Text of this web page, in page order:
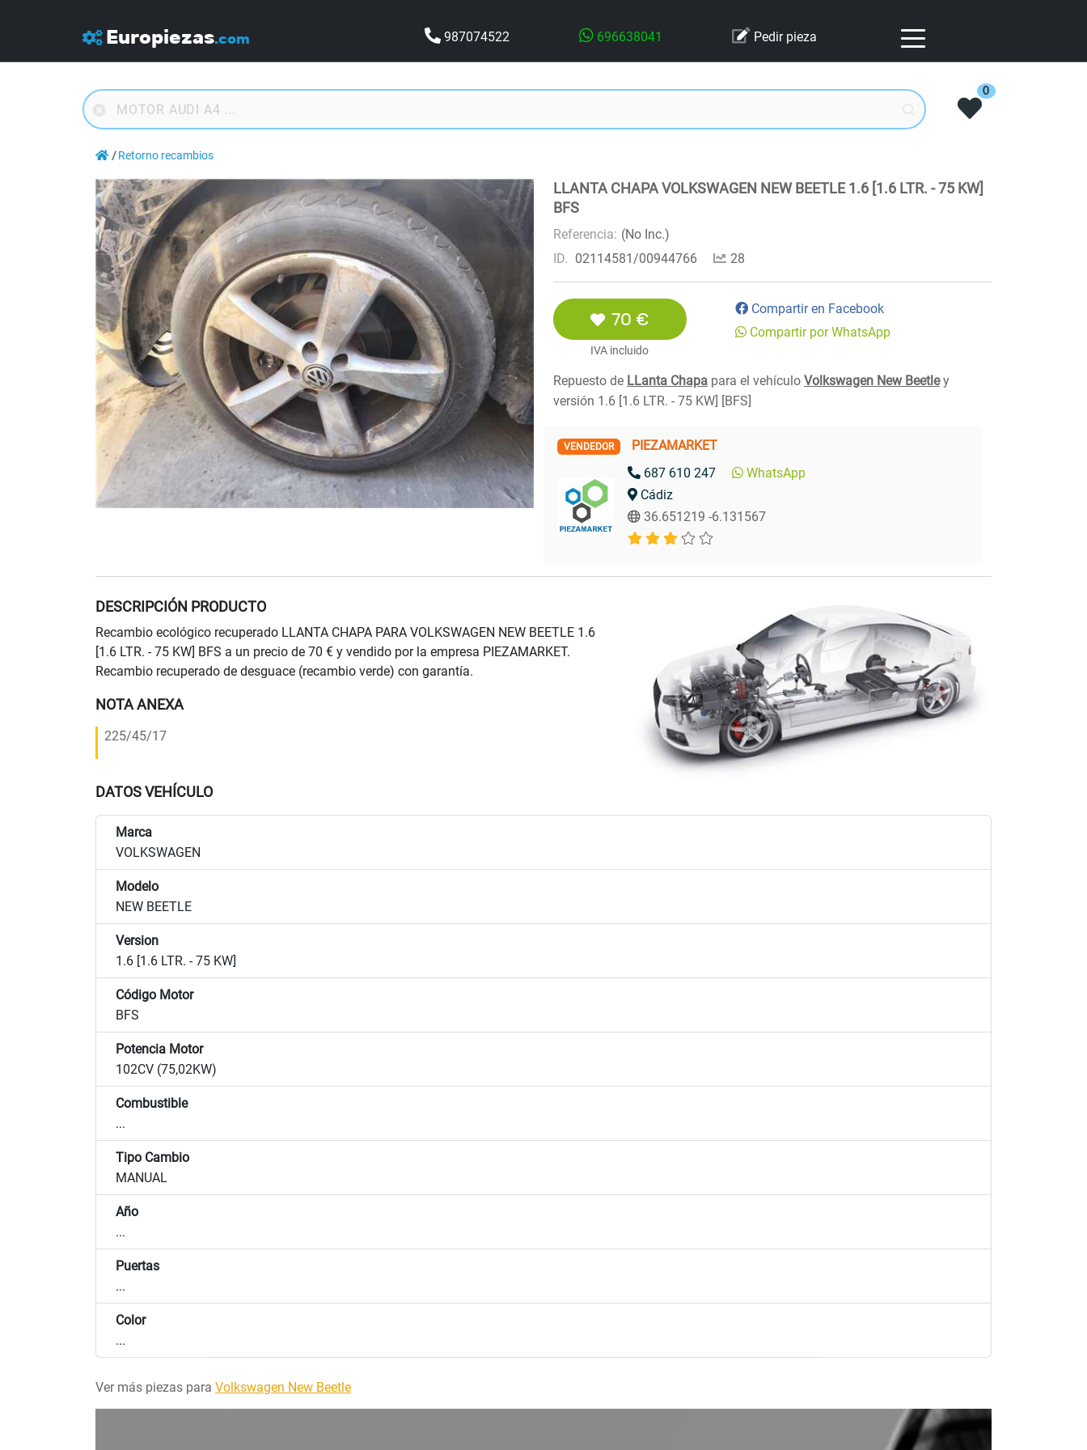
Europiezas.com 987074522 696638041 Pedir pieza
0
Retorno recambios
LLANTA CHAPA VOLKSWAGEN NEW BEETLE 1.6 [1.6 LTR. - 75 KW]
BFS
Referencia: (No Inc.)
ID. 02114581/00944766 28
70 €
IVA incluido
Compartir en Facebook
Compartir por WhatsApp
Repuesto de LLanta Chapa para el vehículo Volkswagen New Beetley
versión 1.6 [1.6 LTR. - 75 KW] [BFS]
VENDEDOR
PIEZAMARKET
687 610 247
WhatsApp
Cádiz
36.651219 -6.131567
DESCRIPCIÓN PRODUCTO
Recambio ecológico recuperado LLANTA CHAPA PARA VOLKSWAGEN NEW BEETLE 1.6
[1.6 LTR. - 75 KW] BFS a un precio de 70 € y vendido por la empresa PIEZAMARKET.
Recambio recuperado de desguace (recambio verde) con garantía.
NOTA ANEXA
225/45/17
DATOS VEHÍCULO
Marca
VOLKSWAGEN
Modelo
NEW BEETLE
Version
1.6 [1.6 LTR. - 75 KW]
Código Motor
BFS
Potencia Motor
102CV (75,02KW)
Combustible
...
Tipo Cambio
MANUAL
Año
...
Puertas
...
Color
...
Ver más piezas para Volkswagen New Beetle